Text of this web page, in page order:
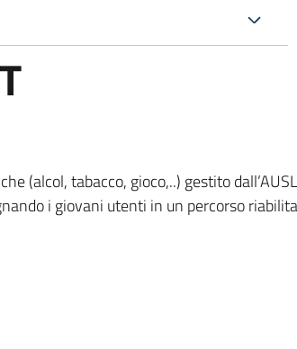
(alcol, tabacco, gioco,..) gestito
i giovani utenti in un percorso